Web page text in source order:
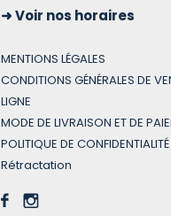
Voir nos horaires
MENTIONS LÉGALES
CONDITIONS GÉNÉRALES DE
LIGNE
MODE DE LIVRAISON ET DE
POLITIQUE DE CONFIDENTIALITÉ
Rétractation